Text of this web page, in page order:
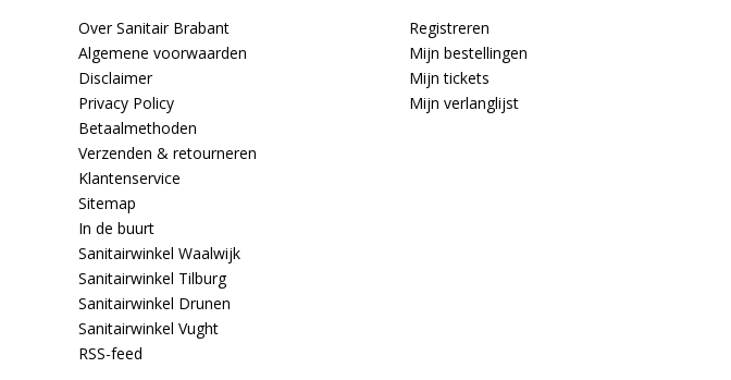
Over Sanitair Brabant
Algemene voorwaarden
Disclaimer
Privacy Policy
Betaalmethoden
Verzenden & retourneren
Klantenservice
Sitemap
In de buurt
Sanitairwinkel Waalwijk
Sanitairwinkel Tilburg
Sanitairwinkel Drunen
Sanitairwinkel Vught
RSS-feed
Registreren
Mijn bestellingen
Mijn tickets
Mijn verlanglijst